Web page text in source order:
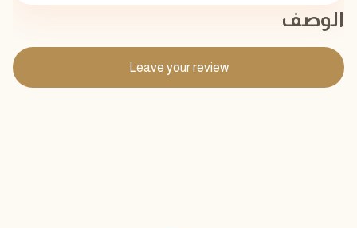
الوصف
Leave your review